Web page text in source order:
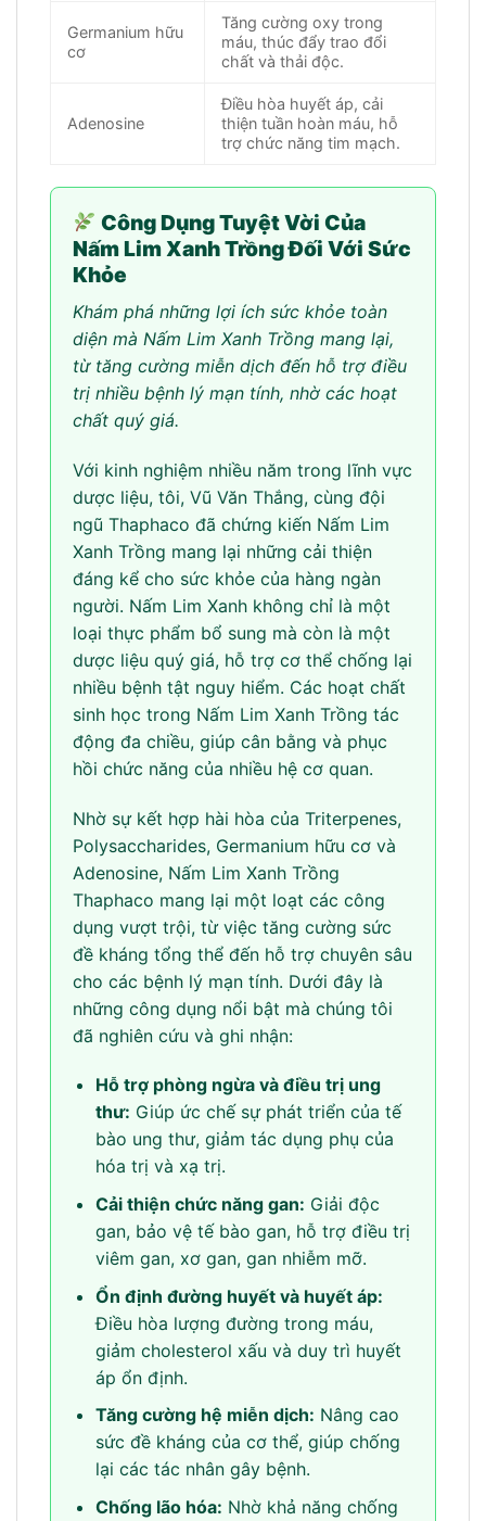
Germanium hữu
cơ
Tăng cường oxy trong
máu, thúc đẩy trao đổi
chất và thải độc.
Adenosine
Điều hòa huyết áp, cải
thiện tuần hoàn máu, hỗ
trợ chức năng tim mạch.
Công Dụng Tuyệt Vời Của
Nấm Lim Xanh Trồng Đối Với Sức
Khỏe
Khám phá những lợi ích sức khỏe toàn
diện mà Nấm Lim Xanh Trồng mang lại,
từ tăng cường miễn dịch đến hỗ trợ điều
trị nhiều bệnh lý mạn tính, nhờ các hoạt
chất quý giá.
Với kinh nghiệm nhiều năm trong lĩnh vực
dược liệu, tôi, Vũ Văn Thắng, cùng đội
ngũ Thaphaco đã chứng kiến Nấm Lim
Xanh Trồng mang lại những cải thiện
đáng kể cho sức khỏe của hàng ngàn
người. Nấm Lim Xanh không chỉ là một
loại thực phẩm bổ sung mà còn là một
dược liệu quý giá, hỗ trợ cơ thể chống lại
nhiều bệnh tật nguy hiểm. Các hoạt chất
sinh học trong Nấm Lim Xanh Trồng tác
động đa chiều, giúp cân bằng và phục
hồi chức năng của nhiều hệ cơ quan.
Nhờ sự kết hợp hài hòa của Triterpenes,
Polysaccharides, Germanium hữu cơ và
Adenosine, Nấm Lim Xanh Trồng
Thaphaco mang lại một loạt các công
dụng vượt trội, từ việc tăng cường sức
đề kháng tổng thể đến hỗ trợ chuyên sâu
cho các bệnh lý mạn tính. Dưới đây là
những công dụng nổi bật mà chúng tôi
đã nghiên cứu và ghi nhận:
Hỗ trợ phòng ngừa và điều trị ung
thư: Giúp ức chế sự phát triển của tế
bào ung thư, giảm tác dụng phụ của
hóa trị và xạ trị.
Cải thiện chức năng gan: Giải độc
gan, bảo vệ tế bào gan, hỗ trợ điều trị
viêm gan, xơ gan, gan nhiễm mỡ.
Ổn định đường huyết và huyết áp:
Điều hòa lượng đường trong máu,
giảm cholesterol xấu và duy trì huyết
áp ổn định.
Tăng cường hệ miễn dịch: Nâng cao
sức đề kháng của cơ thể, giúp chống
lại các tác nhân gây bệnh.
Chống lão hóa: Nhờ khả năng chống